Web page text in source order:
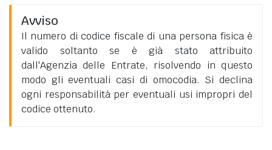
Avviso
Il numero di codice fiscale di una persona fisica è
valido soltanto se è già stato attribuito
dall'Agenzia delle Entrate, risolvendo in questo
modo gli eventuali casi di omocodia. Si declina
ogni responsabilità per eventuali usi impropri del
codice ottenuto.